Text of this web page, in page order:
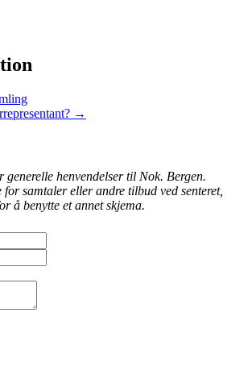
→
generelle henvendelser til Nok. Bergen.
for samtaler eller andre tilbud ved senteret,
å benytte et annet skjema.